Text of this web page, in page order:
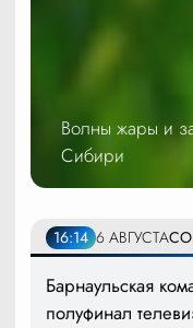
Волны жары и
Сибири
16:14 6 АВГУСТА
Барнаульская
полуфинал